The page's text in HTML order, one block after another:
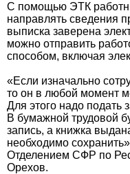
С помощью ЭТК
направлять сведения
выписка заверена
можно отправить
способом, включая
«Если изначально
то он в любой момент
Для этого надо подать
В бумажной трудовой
запись, а книжка
необходимо
Отделением СФР по
Орехов.